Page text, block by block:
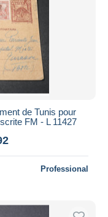
de Tunis pour
FM - L 11427
Professional